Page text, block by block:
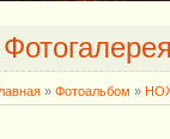
» Фотоальбом »